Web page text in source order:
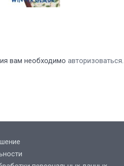
вам необходимо авторизоваться